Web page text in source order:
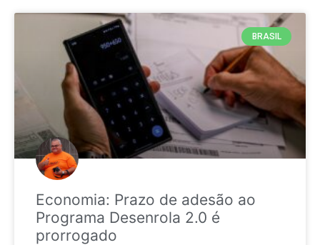
BRASIL
Economia: Prazo de adesão ao
Programa Desenrola 2.0 é
prorrogado